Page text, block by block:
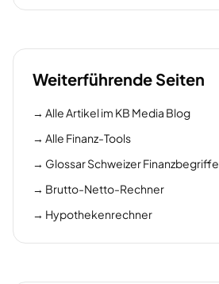
Weiterführende Seiten
→ Alle Artikel im KB Media Blog
→ Alle Finanz-Tools
→ Glossar Schweizer Finanzbegriffe
→ Brutto-Netto-Rechner
→ Hypothekenrechner